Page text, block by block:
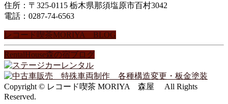
住所：〒325-0115 栃木県那須塩原市百村3042
電話：0287-74-6563
レコード喫茶MORIYA BLOG
RentalHouse森の宿ブログ
Copyright © レコード喫茶 MORIYA 森屋 All Rights
Reserved.